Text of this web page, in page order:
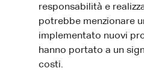
responsabilità e
potrebbe menzionare
implementato nuovi
hanno portato a un
costi.